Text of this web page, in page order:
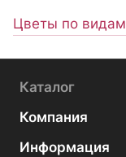
Цветы по видам
Каталог
Компания
Информация